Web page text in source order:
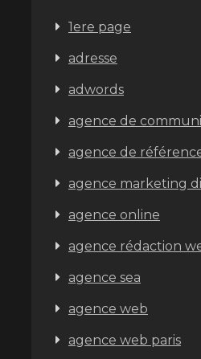
1ere page
adresse
adwords
agence de
agence de
agence marketing
agence online
agence rédaction
agence sea
agence web
agence web paris